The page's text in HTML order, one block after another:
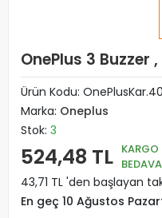
OnePlus 3 Buzzer
Ürün Kodu: OnePlusKar.40
Marka: Oneplus
Stok: 3
524,48 TL KARGO
BEDAVA
43,71 TL 'den başlayan
En geç 10 Ağustos